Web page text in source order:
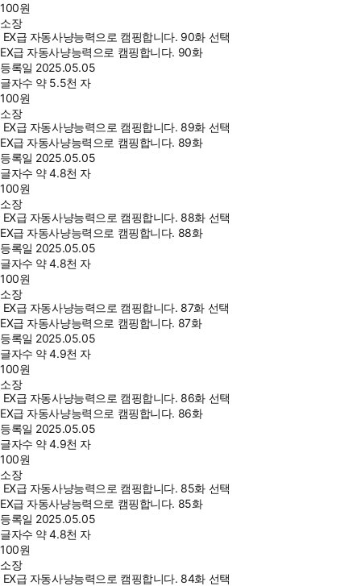
100원
소장
EX급 자동사냥능력으로 캠핑합니다. 90화 선택
EX급 자동사냥능력으로 캠핑합니다. 90화
등록일 2025.05.05
글자수 약 5.5천 자
100원
소장
EX급 자동사냥능력으로 캠핑합니다. 89화 선택
EX급 자동사냥능력으로 캠핑합니다. 89화
등록일 2025.05.05
글자수 약 4.8천 자
100원
소장
EX급 자동사냥능력으로 캠핑합니다. 88화 선택
EX급 자동사냥능력으로 캠핑합니다. 88화
등록일 2025.05.05
글자수 약 4.8천 자
100원
소장
EX급 자동사냥능력으로 캠핑합니다. 87화 선택
EX급 자동사냥능력으로 캠핑합니다. 87화
등록일 2025.05.05
글자수 약 4.9천 자
100원
소장
EX급 자동사냥능력으로 캠핑합니다. 86화 선택
EX급 자동사냥능력으로 캠핑합니다. 86화
등록일 2025.05.05
글자수 약 4.9천 자
100원
소장
EX급 자동사냥능력으로 캠핑합니다. 85화 선택
EX급 자동사냥능력으로 캠핑합니다. 85화
등록일 2025.05.05
글자수 약 4.8천 자
100원
소장
EX급 자동사냥능력으로 캠핑합니다. 84화 선택